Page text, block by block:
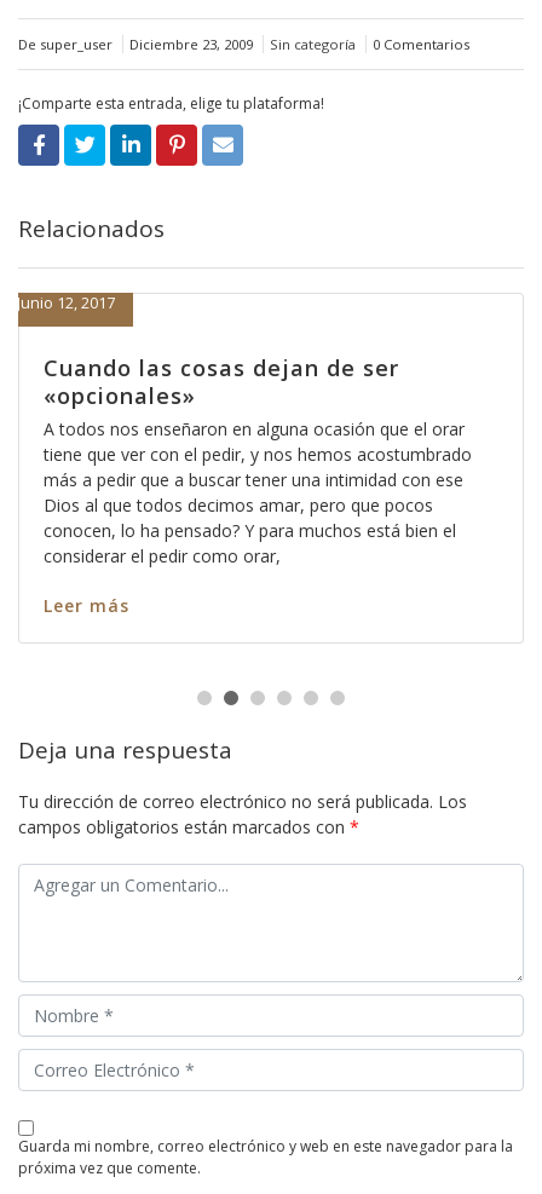
De super_user Diciembre 23, 2009 Sin categoría 0 Comentarios
¡Comparte esta entrada, elige tu plataforma!
Relacionados
Cuando las cosas dejan de ser
«opcionales»
Junio 12, 2017
A todos nos enseñaron en alguna ocasión que el orar
tiene que ver con el pedir, y nos hemos acostumbrado
más a pedir que a buscar tener una intimidad con ese
Dios al que todos decimos amar, pero que pocos
conocen, lo ha pensado? Y para muchos está bien el
considerar el pedir como orar,
Leer más
Deja una respuesta
Tu dirección de correo electrónico no será publicada. Los
campos obligatorios están marcados con *
guarda mi nombre, correo electrónico y web en este navegador para la
próxima vez que comente.